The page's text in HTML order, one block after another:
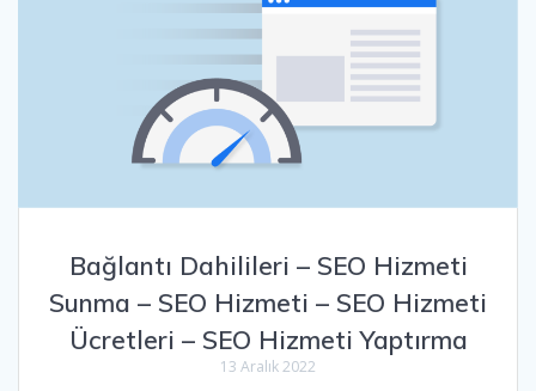
Bağlantı Dahilileri – SEO Hizmeti
Sunma – SEO Hizmeti – SEO Hizmeti
Ücretleri – SEO Hizmeti Yaptırma
13 Aralık 2022